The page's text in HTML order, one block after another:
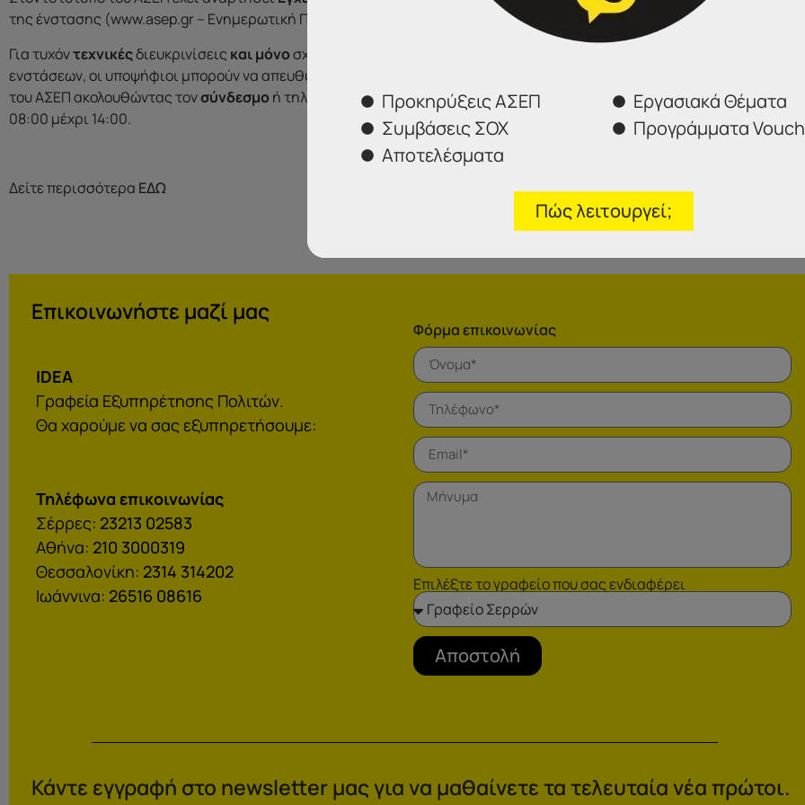
της ένστασης (www.asep.gr – Ενημερωτική Πύλη → Βοήθεια → Εγχειρίδια Χρήσης → Ηλεκτρονική Ένσταση).
Για τυχόντεχνικέςδιευκρινίσεις και μόνοσχετικά με τη διαδικασία συμπλήρωσης και υποβολής των ηλεκτρονικών
ενστάσεων, οι υποψήφιοι μπορούν να απευθύνονται στη Διεύθυνση Διαχείρισης Δεδομένων & Ηλεκτρονικών
του ΑΣΕΠ ακολουθώντας τονσύνδεσμο ή τηλεφωνικά (2131319100 – Επιλογή 3), τις εργάσιμες ημέρες και κατά τις ώρες
08:00 μέχρι 14:00.
Δείτε περισσότερα ΕΔΩ
Επικοινωνήστε μαζί μας
IDEA
Γραφεία Εξυπηρέτησης Πολιτών.
Θα χαρούμε να σας εξυπηρετήσουμε:
Τηλέφωνα επικοινωνίας
Σέρρες: 23213 02583
Αθήνα: 210 3000319
Θεσσαλονίκη: 2314 314202
Ιωάννινα: 26516 08616
Φόρμα επικοινωνίας
Επιλέξτε το γραφείο που σας ενδιαφέρει
Αποστολή
Κάντε εγγραφή στο newsletter μας για να μαθαίνετε τα τελευταία νέα πρώτοι.
Προκηρύξεις ΑΣΕΠ
Συμβάσεις ΣΟΧ
Αποτελέσματα
Εργασιακά Θέματα
Προγράμματα
Πώς λειτουργεί;